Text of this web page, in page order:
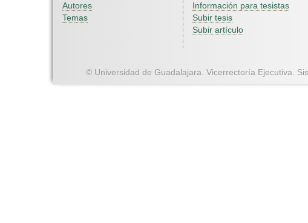
Autores
Temas
Información para tesistas
Subir tesis
Subir artículo
© Universidad de Guadalajara. Vicerrectoría Ejecutiva.